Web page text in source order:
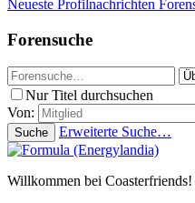
Neueste Profilnachrichten
Forensuche
Nur Titel durchsuchen
Von:
Suche Erweiterte Suche…
Willkommen bei Coasterfriends!